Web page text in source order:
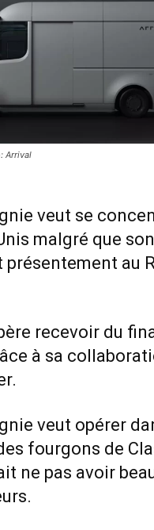
Arrival
veut se
malgré que
au
recevoir du
à sa
veut opérer
fourgons de
ne pas avoir